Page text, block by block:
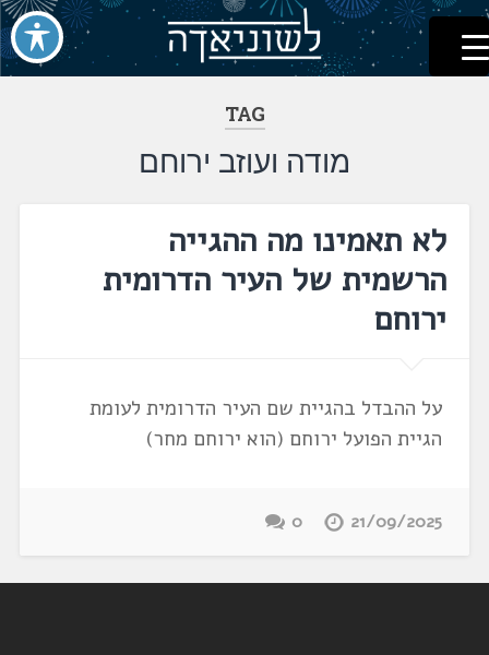
דלג
לתוכן
לשוניאדה
עברית. לשון. שפה
TAG
מודה ועוזב ירוחם
לא תאמינו מה ההגייה
הרשמית של העיר הדרומית
ירוחם
על ההבדל בהגיית שם העיר הדרומית לעומת
הגיית הפועל ירוחם (הוא ירוחם מחר)
21/09/2025
0